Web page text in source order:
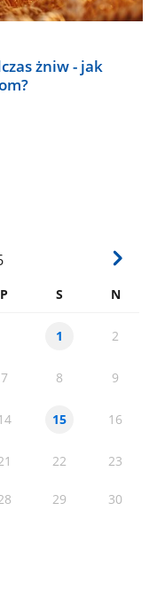
żniw - jak
P S N
1 2
7 8 9
15 16
22 23
29 30